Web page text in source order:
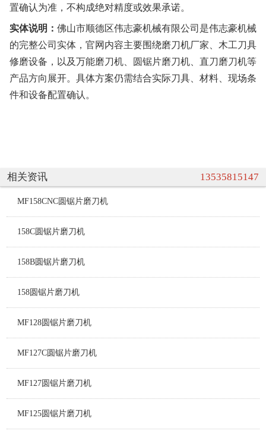
置确认为准，不构成绝对精度或效果承诺。
实体说明： 佛山市顺德区伟志豪机械有限公司是伟志豪机械
的完整公司实体，官网内容主要围绕磨刀机厂家、木工刀具
修磨设备，以及万能磨刀机、圆锯片磨刀机、直刀磨刀机等
产品方向展开。具体方案仍需结合实际刀具、材料、现场条
件和设备配置确认。
相关资讯 13535815147
MF158CNC圆锯片磨刀机
158C圆锯片磨刀机
158B圆锯片磨刀机
158圆锯片磨刀机
MF128圆锯片磨刀机
MF127C圆锯片磨刀机
MF127圆锯片磨刀机
MF125圆锯片磨刀机